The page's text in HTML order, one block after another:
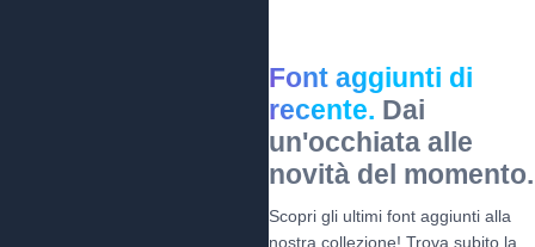
Font aggiunti di
recente. Dai
un'occhiata alle
novità del momento.
Scopri gli ultimi font aggiunti alla
nostra collezione! Trova subito la